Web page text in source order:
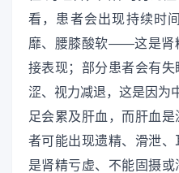
看，患者会出现持续时
靡、腰膝酸软——这是肾
接表现；部分患者会有
涩、视力减退，这是因为
足会累及肝血，而肝血
者可能出现遗精、滑泄
是肾精亏虚、不能固摄